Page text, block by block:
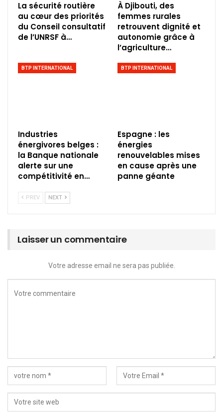
La sécurité routière
au cœur des priorités
du Conseil consultatif
de l’UNRSF à…
À Djibouti, des
femmes rurales
retrouvent dignité et
autonomie grâce à
l’agriculture…
BTP INTERNATIONAL
Industries
énergivores belges :
la Banque nationale
alerte sur une
compétitivité en…
BTP INTERNATIONAL
Espagne : les
énergies
renouvelables mises
en cause après une
panne géante
PREV NEXT
Laisser un commentaire
Votre adresse email ne sera pas publiée.